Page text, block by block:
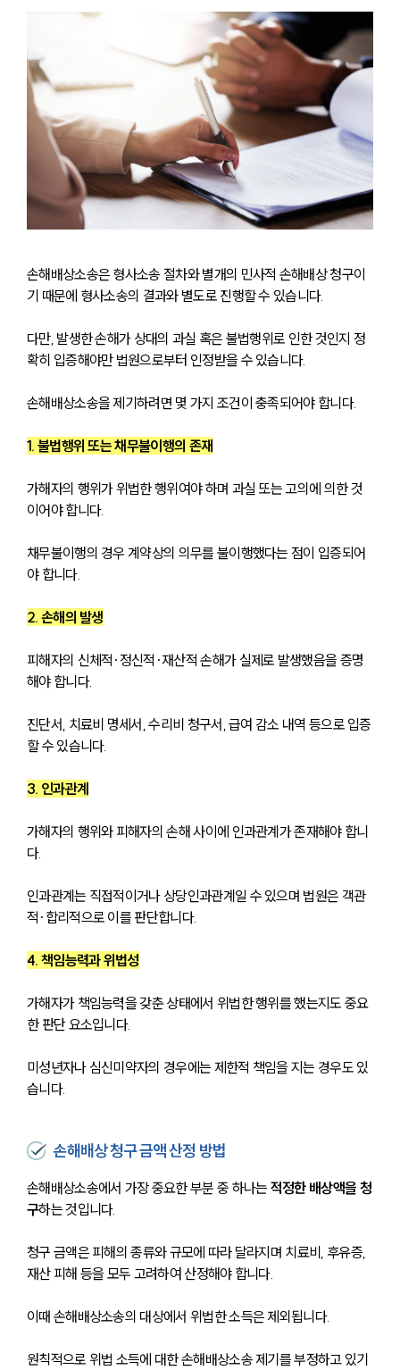
손해배상소송은 형사소송 절차와 별개의 민사적 손해배상 청구이
기 때문에 형사소송의 결과와 별도로 진행할 수 있습니다.
다만, 발생한 손해가 상대의 과실 혹은 불법행위로 인한 것인지 정
확히 입증해야만 법원으로부터 인정받을 수 있습니다.
손해배상소송을 제기하려면 몇 가지 조건이 충족되어야 합니다.
1. 불법행위 또는 채무불이행의 존재
가해자의 행위가 위법한 행위여야 하며 과실 또는 고의에 의한 것
이어야 합니다.
채무불이행의 경우 계약상의 의무를 불이행했다는 점이 입증되어
야 합니다.
2. 손해의 발생
피해자의 신체적·정신적·재산적 손해가 실제로 발생했음을 증명
해야 합니다.
진단서, 치료비 명세서, 수리비 청구서, 급여 감소 내역 등으로 입증
할 수 있습니다.
3. 인과관계
가해자의 행위와 피해자의 손해 사이에 인과관계가 존재해야 합니
다.
인과관계는 직접적이거나 상당인과관계일 수 있으며 법원은 객관
적·합리적으로 이를 판단합니다.
4. 책임능력과 위법성
가해자가 책임능력을 갖춘 상태에서 위법한 행위를 했는지도 중요
한 판단 요소입니다.
미성년자나 심신미약자의 경우에는 제한적 책임을 지는 경우도 있
습니다.
손해배상 청구 금액 산정 방법
손해배상소송에서 가장 중요한 부분 중 하나는 적정한 배상액을 청
구하는 것입니다.
청구 금액은 피해의 종류와 규모에 따라 달라지며 치료비, 후유증,
재산 피해 등을 모두 고려하여 산정해야 합니다.
이때 손해배상소송의 대상에서 위법한 소득은 제외됩니다.
원칙적으로 위법 소득에 대한 손해배상소송 제기를 부정하고 있기